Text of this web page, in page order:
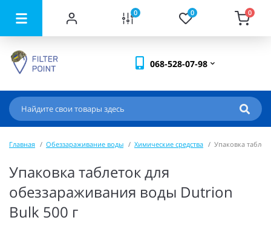
0 0 0
068-528-07-98
Главная Обеззараживание воды Химические средства Упаковка
Упаковка таблеток для
обеззараживания воды Dutrion
Bulk 500 г